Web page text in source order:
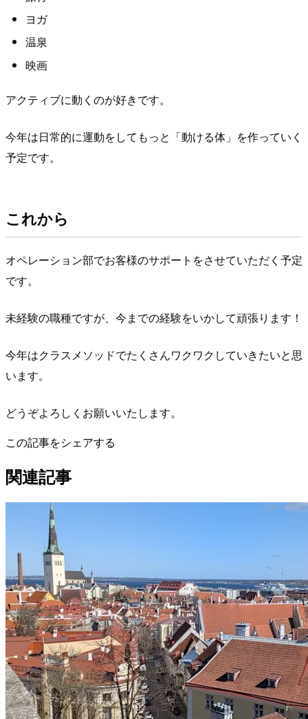
ヨガ
温泉
映画
アクティブに動くのが好きです。
今年は日常的に運動をしてもっと「動ける体」を作っていく
予定です。
これから
オペレーション部でお客様のサポートをさせていただく予定
です。
未経験の職種ですが、今までの経験をいかして頑張ります！
今年はクラスメソッドでたくさんワクワクしていきたいと思
います。
どうぞよろしくお願いいたします。
この記事をシェアする
関連記事